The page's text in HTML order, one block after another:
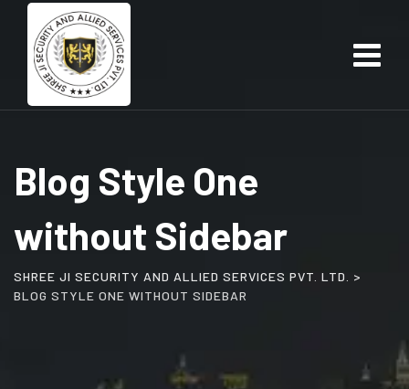
content
Blog Style One
without Sidebar
SHREE JI SECURITY AND ALLIED SERVICES PVT. LTD.
>
BLOG STYLE ONE WITHOUT SIDEBAR